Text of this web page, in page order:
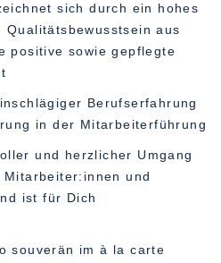
sich durch ein hohes
Qualitätsbewusstsein aus
positive sowie gepflegte
Berufserfahrung
in der Mitarbeiterführung
und herzlicher Umgang
und
ist für Dich
souverän im à la carte